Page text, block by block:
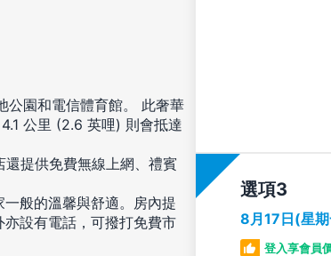
選項
8月17日(星
登入享會員
公園和電信體育館。 此奢華
公里 (2.6 英哩) 則會抵達
提供免費無線上網、禮賓
般的溫馨與舒適。房內提
設有電話，可撥打免費市